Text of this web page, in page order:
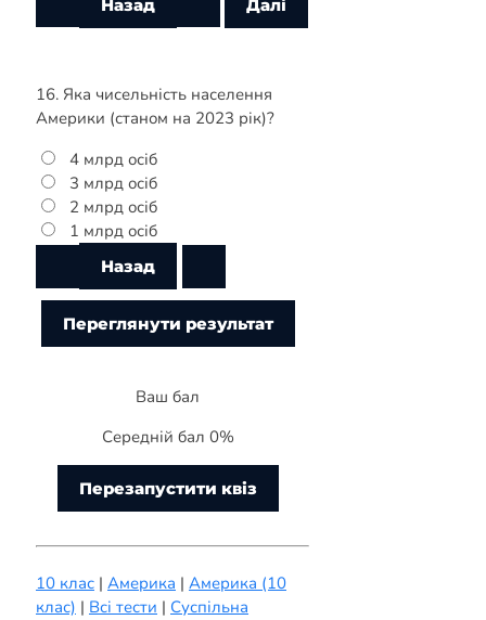
16. Яка чисельність населення
Америки (станом на 2023 рік)?
4 млрд осіб
3 млрд осіб
2 млрд осіб
1 млрд осіб
Ваш бал
Середній бал 0%
Перезапустити квіз
10 клас | Америка | Америка (10
клас) | Всі тести | Суспільна